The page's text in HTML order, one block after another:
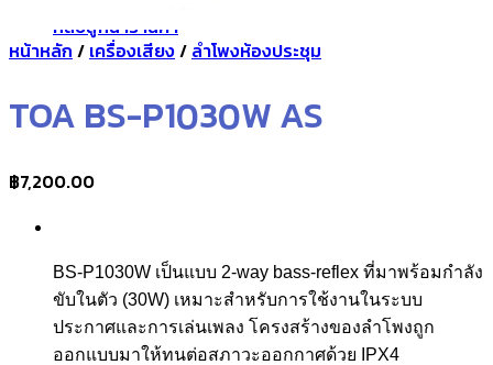
กลับสู่หน้าร้านค้า
หน้าหลัก / เครื่องเสียง/ ลำโพงห้องประชุม
TOA BS-P1030W AS
฿7,200.00
BS-P1030W เป็นแบบ 2-way bass-reflex ที่มาพร้อมกำลัง
ขับในตัว (30W) เหมาะสำหรับการใช้งานในระบบ
ประกาศและการเล่นเพลง โครงสร้างของลำโพงถูก
ออกแบบมาให้ทนต่อสภาวะออกกาศด้วย IPX4